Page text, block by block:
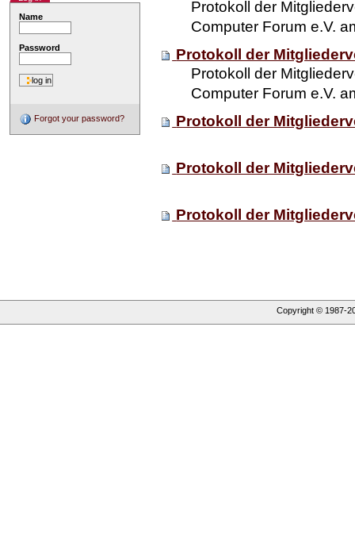
Name
Password
Forgot your password?
Protokoll der
Computer Forum e.V.
Protokoll der
Protokoll der
Computer Forum e.V.
Protokoll der
Protokoll der
Protokoll der
Copyright © 1987-